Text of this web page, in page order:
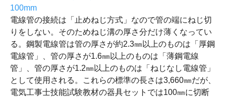
100mm
電線管の接続は「止めねじ方式」なので管の端にねじ切
りをしない。そのためねじ溝の厚さ分だけ薄くなってい
る。鋼製電線管は管の厚さが約2.3㎜以上のものは「厚鋼
電線管」、管の厚さが1.6㎜以上のものは「薄鋼電線
管」、管の厚さが1.2㎜以上のものは「ねじなし電線管」
として使用される。これらの標準の長さは3,660㎜だが、
電気工事士技能試験教材の器具セットでは100㎜に切断